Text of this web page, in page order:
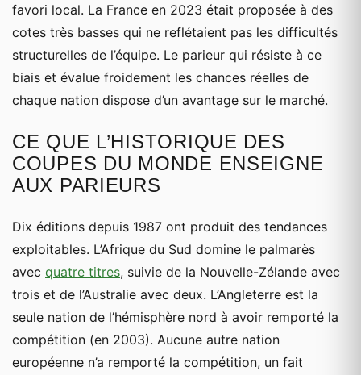
favori local. La France en 2023 était proposée à des
cotes très basses qui ne reflétaient pas les difficultés
structurelles de l’équipe. Le parieur qui résiste à ce
biais et évalue froidement les chances réelles de
chaque nation dispose d’un avantage sur le marché.
CE QUE L’HISTORIQUE DES
COUPES DU MONDE ENSEIGNE
AUX PARIEURS
Dix éditions depuis 1987 ont produit des tendances
exploitables. L’Afrique du Sud domine le palmarès
avec quatre titres, suivie de la Nouvelle-Zélande avec
trois et de l’Australie avec deux. L’Angleterre est la
seule nation de l’hémisphère nord à avoir remporté la
compétition (en 2003). Aucune autre nation
européenne n’a remporté la compétition, un fait